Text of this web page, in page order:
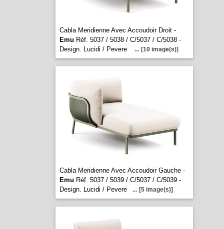
Cabla Meridienne Avec Accoudoir Droit -
Emu Réf. 5037 / 5038 / C/5037 / C/5038 -
Design. Lucidi / Pevere
... [10 image(s)]
Cabla Meridienne Avec Accoudoir Gauche -
Emu Réf. 5037 / 5039 / C/5037 / C/5039 -
Design. Lucidi / Pevere
... [5 image(s)]